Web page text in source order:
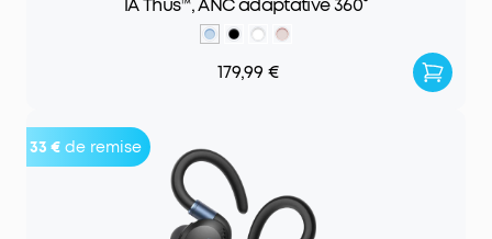
lA Thus™, ANC adaptative 360°
179,99 €
33 € de remise